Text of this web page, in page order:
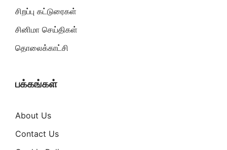
சிறப்பு கட்டுரைகள்
சினிமா செய்திகள்
தொலைக்காட்சி
பக்கங்கள்
About Us
Contact Us